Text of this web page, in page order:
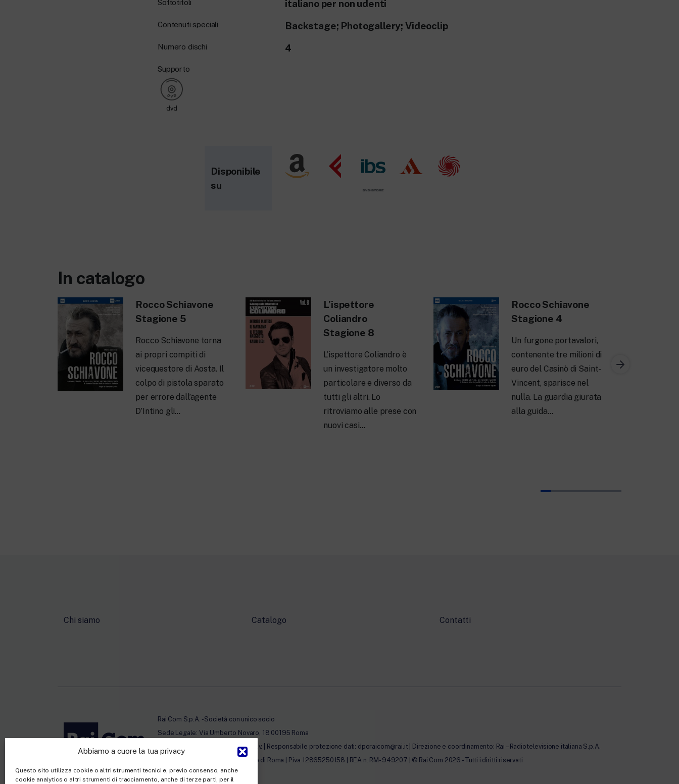
Abbiamo a cuore la tua privacy
Questo sito utilizza cookie o altri strumenti tecnici e, previo consenso, anche
cookie analytics o altri strumenti di tracciamento, anche di terze parti, per il
Sottotitoli italiano per non udenti
Contenuti speciali Backstage; Photogallery; Videoclip
Numero dischi 4
Supporto
dvd
Disponibile
su
In catalogo
Rocco Schiavone
Stagione 5
Rocco Schiavone torna
ai propri compiti di
vicequestore di Aosta. Il
colpo di pistola sparato
per errore dall’agente
D’Intino gli…
L’ispettore
Coliandro
Stagione 8
L’ispettore Coliandro è
un investigatore molto
particolare e diverso da
tutti gli altri. Lo
ritroviamo alle prese con
nuovi casi…
Rocco Schiavone
Stagione 4
Un furgone portavalori,
contenente tre milioni di
euro del Casinò di Saint-
Vincent, sparisce nel
nulla. La guardia giurata
alla guida…
Chi siamo Catalogo Contatti
Rai Com S.p.A. - Società con unico socio
Sede Legale: Via Umberto Novaro, 18 00195 Roma
Capitale sociale €10.320.000,00 i.v. | Responsabile protezione dati: dporaicom@rai.it | Direzione e coordinamento: Rai – Radiotelevisione italiana S.p.A.
Ufficio del Registro delle Imprese di Roma | P.iva 12865250158 | REA n. RM- 949207 | © Rai Com 2026 - Tutti i diritti riservati